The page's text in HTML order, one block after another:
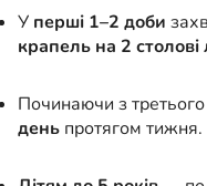
У перші 1–2 доби
крапель на 2
Починаючи з
день протягом тижня.